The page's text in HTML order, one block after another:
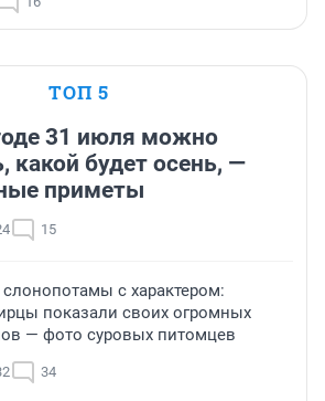
ТОП 5
31 июля можно
какой будет осень, —
приметы
15
с характером:
показали своих огромных
— фото суровых питомцев
34